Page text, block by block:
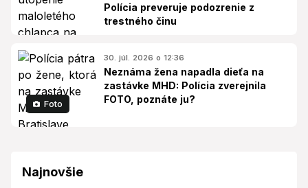
Polícia preveruje podozrenie z
trestného činu
Foto
30. júl. 2026 o 12:36
Neznáma žena napadla dieťa na
zastávke MHD: Polícia zverejnila
FOTO, poznáte ju?
Najnovšie